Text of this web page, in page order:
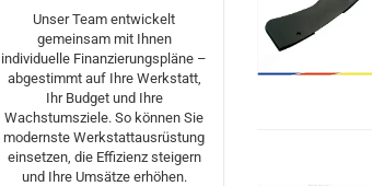
Unser Team entwickelt
gemeinsam mit Ihnen
individuelle Finanzierungspläne –
abgestimmt auf Ihre Werkstatt,
Ihr Budget und Ihre
Wachstumsziele. So können Sie
modernste Werkstattausrüstung
einsetzen, die Effizienz steigern
und Ihre Umsätze erhöhen.